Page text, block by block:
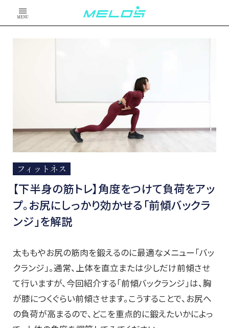
MENU
フィットネス
【下半身の筋トレ】角度をつけて負荷をアッ
プ。お尻にしっかり効かせる「前傾バックラ
ンジ」を解説
太ももやお尻の筋肉を鍛えるのに最適なメニュー「バッ
クランジ」。通常、上体を直立または少しだけ前傾させ
て行いますが、今回紹介する「前傾バックランジ」は、胸
が膝につくぐらい前傾させます。こうすることで、お尻へ
の負荷が高まるので、どこを重点的に鍛えたいかによっ